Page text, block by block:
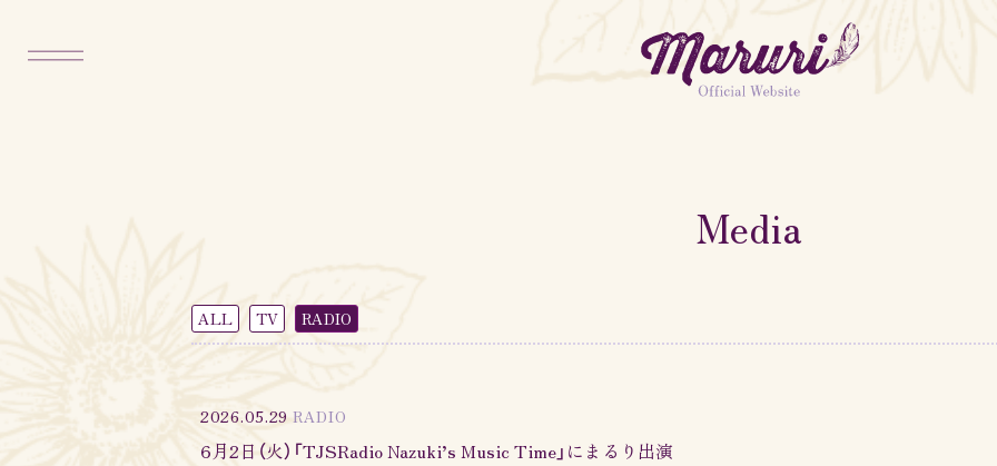
MARURI OFFICIAL
FANCLUB「MARURISTA」
Media
ALL TV RADIO
2026.05.29 RADIO
6月2日（火）「TJSRadio Nazuki’s Music Time」にまるり出演